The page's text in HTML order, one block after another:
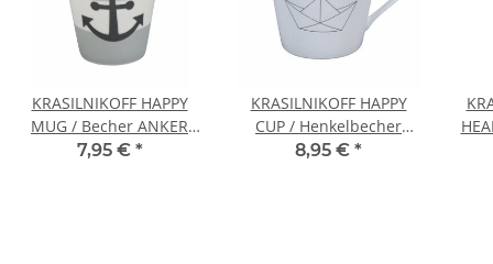
KRASILNIKOFF HAPPY
MUG / Becher ANKER
GRAU
7,95 € *
KRASILNIKOFF HAPPY
CUP / Henkelbecher
PAPERBOAT
8,95 € *